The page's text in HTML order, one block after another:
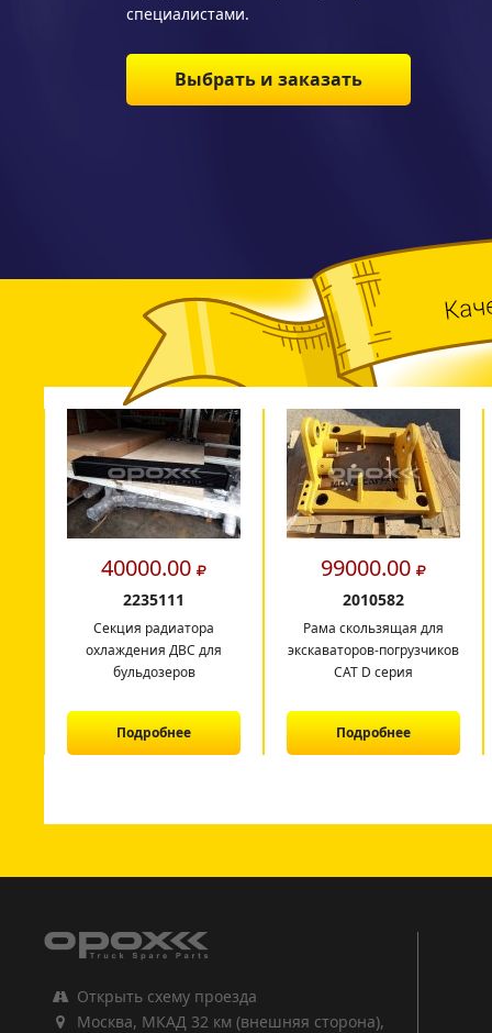
специалистами.
Выбрать и заказать
40000.00
2235111
Секция радиатора
охлаждения ДВС для
бульдозеров
Подробнее
99000.00
2010582
Рама скользящая для
экскаваторов-погрузчиков
CAT D серия
Подробнее
Открыть схему проезда
Москва, МКАД 32 км (внешняя сторона),